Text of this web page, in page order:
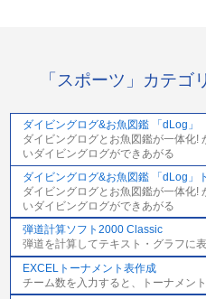
「スポーツ」カテゴ
ダイビングログ&お魚図鑑 「dLog」
ダイビングログとお魚図鑑が一体化!
いダイビングログができあがる
ダイビングログ&お魚図鑑 「dLog」
ダイビングログとお魚図鑑が一体化!
いダイビングログができあがる
弾道計算ソフト2000 Classic
弾道を計算してテキスト・グラフに
EXCELトーナメント表作成
チーム数を入力すると、トーナメン